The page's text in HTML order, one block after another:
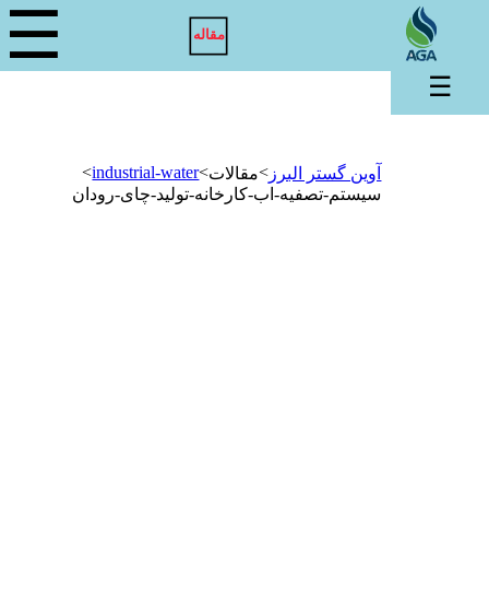
مقاله ☰
آوین گستر البرز >مقالات>
industrial-water
>
سیستم-تصفیه-اب-کارخانه-تولید-چای-رودان
☰